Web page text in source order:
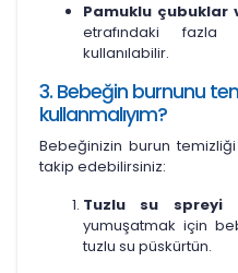
Pamuklu çubuklar
etrafındaki fazla
kullanılabilir.
3. Bebeğin burnunu
kullanmalıyım?
Bebeğinizin burun temizliği
takip edebilirsiniz:
Tuzlu su spreyi
yumuşatmak için
tuzlu su püskürtün.